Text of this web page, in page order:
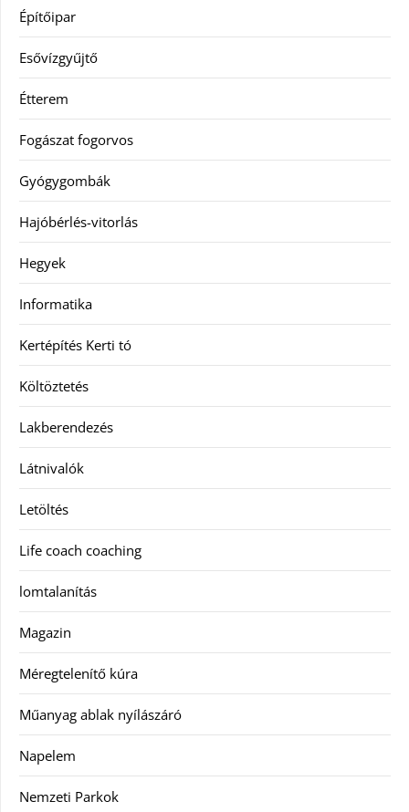
Építőipar
Esővízgyűjtő
Étterem
Fogászat fogorvos
Gyógygombák
Hajóbérlés-vitorlás
Hegyek
Informatika
Kertépítés Kerti tó
Költöztetés
Lakberendezés
Látnivalók
Letöltés
Life coach coaching
lomtalanítás
Magazin
Méregtelenítő kúra
Műanyag ablak nyílászáró
Napelem
Nemzeti Parkok